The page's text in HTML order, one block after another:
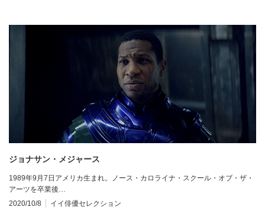
ジョナサン・メジャース
1989年9月7日アメリカ生まれ。ノース・カロライナ・スクール・オブ・ザ・
アーツを卒業後…
2020/10/8
イイ俳優セレクション